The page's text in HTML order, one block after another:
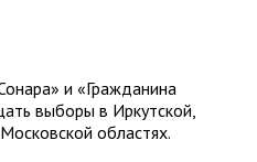
и «Гражданина
выборы в Иркутской,
областях.